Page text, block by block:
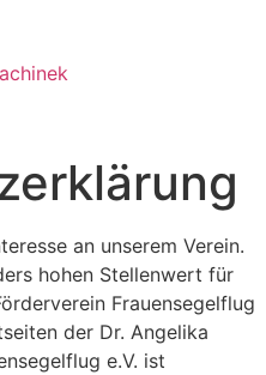
an unserem Verein.
hohen Stellenwert für
Frauensegelflug
der Dr. Angelika
e.V. ist